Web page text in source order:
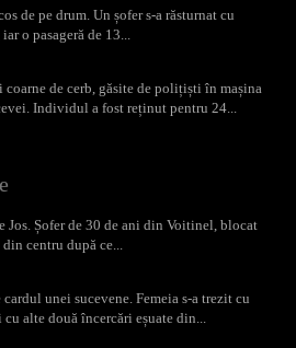
de pe drum. Un șofer s-a răsturnat cu
o pasageră de 13...
coarne de cerb, găsite de polițiști în mașina
Individul a fost reținut pentru 24...
Jos. Șofer de 30 de ani din Voitinel, blocat
centru după ce...
unei sucevene. Femeia s-a trezit cu
alte două încercări eșuate din...